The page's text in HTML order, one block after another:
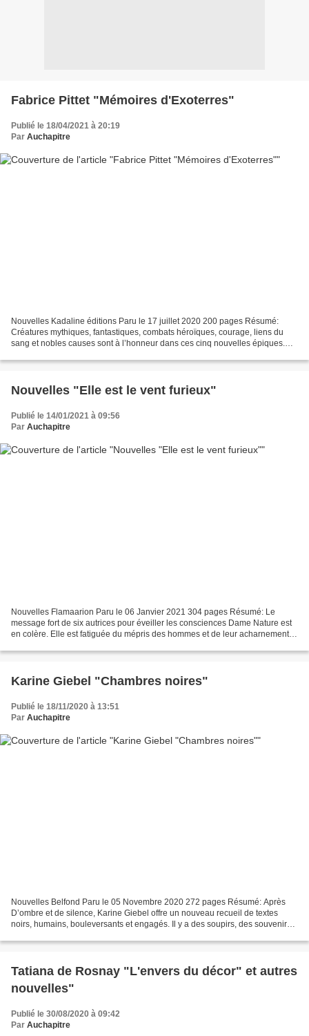
Fabrice Pittet "Mémoires d'Exoterres"
Publié le 18/04/2021 à 20:19
Par Auchapitre
Nouvelles Kadaline éditions Paru le 17 juillet 2020 200 pages Résumé:
Créatures mythiques, fantastiques, combats héroïques, courage, liens du
sang et nobles causes sont à l’honneur dans ces cinq nouvelles épiques.
Nouvelles "Elle est le vent furieux"
Publié le 14/01/2021 à 09:56
Par Auchapitre
Nouvelles Flamaarion Paru le 06 Janvier 2021 304 pages Résumé: Le
message fort de six autrices pour éveiller les consciences Dame Nature est
en colère. Elle est fatiguée du mépris des hommes et de leur acharnement à
Karine Giebel "Chambres noires"
Publié le 18/11/2020 à 13:51
Par Auchapitre
Nouvelles Belfond Paru le 05 Novembre 2020 272 pages Résumé: Après
D’ombre et de silence, Karine Giebel offre un nouveau recueil de textes
noirs, humains, bouleversants et engagés. Il y a des soupirs, des souvenirs
Tatiana de Rosnay "L'envers du décor" et autres
nouvelles"
Publié le 30/08/2020 à 09:42
Par Auchapitre